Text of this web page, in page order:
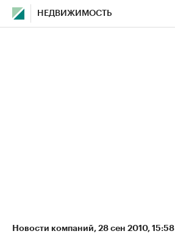
НЕДВИЖИМОСТЬ
Новости компаний⁠, 28 сен 2010, 15:58